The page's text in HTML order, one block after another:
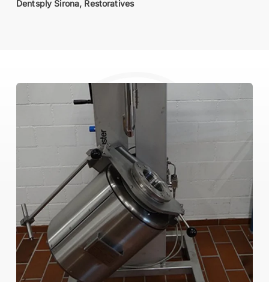
Dentsply Sirona, Restoratives